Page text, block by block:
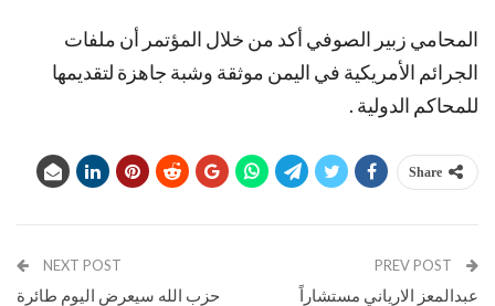
المحامي زبير الصوفي أكد من خلال المؤتمر أن ملفات
الجرائم الأمريكية في اليمن موثقة وشبة جاهزة لتقديمها
للمحاكم الدولية .
Share
عبدالمعز الارياني مستشاراً
NEXT POST
حزب الله سيعرض اليوم طائرة